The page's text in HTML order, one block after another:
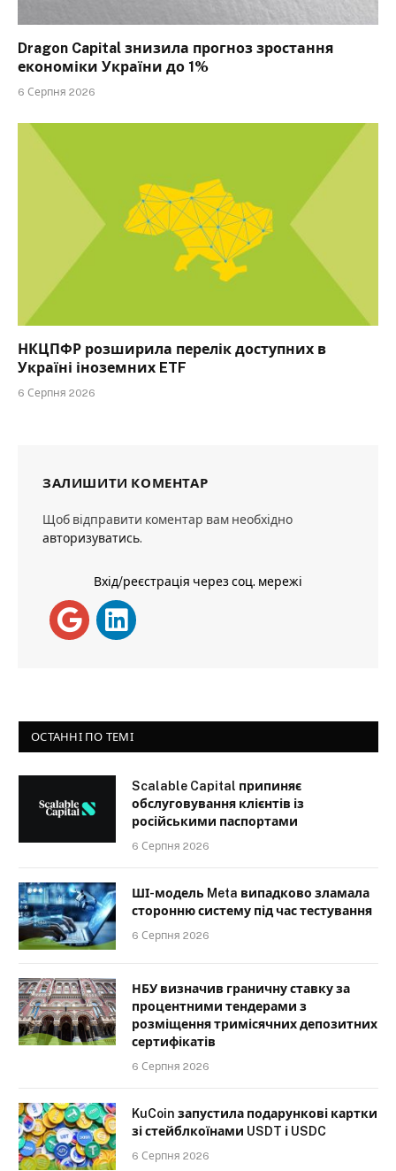
Dragon Capital знизила прогноз зростання
економіки України до 1%
6 Серпня 2026
НКЦПФР розширила перелік доступних в
Україні іноземних ETF
6 Серпня 2026
ЗАЛИШИТИ КОМЕНТАР
Щоб відправити коментар вам необхідно
авторизуватись.
Вхід/реєстрація через соц. мережі
ОСТАННІ ПО ТЕМІ
Scalable Capital припиняє
обслуговування клієнтів із
російськими паспортами
6 Серпня 2026
ШІ-модель Meta випадково зламала
сторонню систему під час тестування
6 Серпня 2026
НБУ визначив граничну ставку за
процентними тендерами з
розміщення тримісячних депозитних
сертифікатів
6 Серпня 2026
KuCoin запустила подарункові картки
зі стейблкоїнами USDT і USDC
6 Серпня 2026